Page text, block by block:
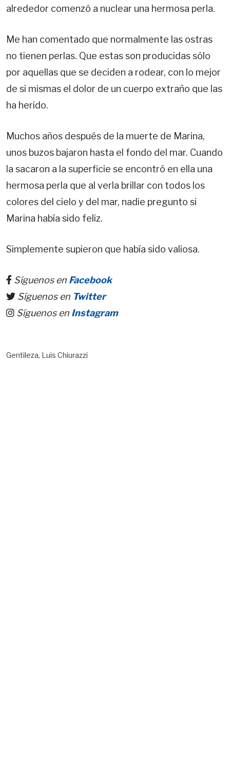
alrededor comenzó a nuclear una hermosa perla.
Me han comentado que normalmente las ostras
no tienen perlas. Que estas son producidas sólo
por aquellas que se deciden a rodear, con lo mejor
de si mismas el dolor de un cuerpo extraño que las
ha herido.
Muchos años después de la muerte de Marina,
unos buzos bajaron hasta el fondo del mar. Cuando
la sacaron a la superficie se encontró en ella una
hermosa perla que al verla brillar con todos los
colores del cielo y del mar, nadie pregunto si
Marina había sido feliz.
Simplemente supieron que había sido valiosa.
Síguenos en Facebook
Síguenos en Twitter
Síguenos en Instagram
Gentileza, Luis Chiurazzi